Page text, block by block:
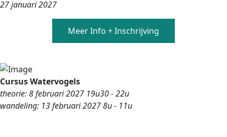
27 januari 2027
Meer Info + Inschrijving
Cursus Watervogels
theorie: 8 februari 2027 19u30 - 22u
wandeling: 13 februari 2027 8u - 11u